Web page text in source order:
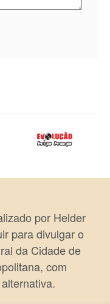
por Helder
para divulgar o
da Cidade de
com